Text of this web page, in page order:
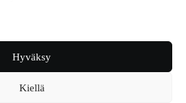
Hyväksy
Kiellä